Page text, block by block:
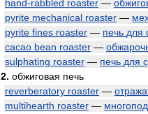
hand-rabbled roaster —
pyrite mechanical roaster —
pyrite fines roaster — печь для
cacao bean roaster —
sulphating roaster — печь для
2. обжиговая печь
reverberatory roaster —
multihearth roaster —